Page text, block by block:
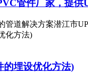
管件厂家，提供
道解决方案潜江市
的埋设优化方法)